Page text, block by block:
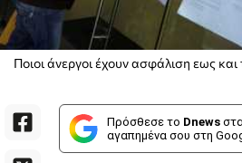
Ποιοι άνεργοι έχουν ασφάλιση εως
Πρόσθεσε το Dnews
αγαπημένα σου στη